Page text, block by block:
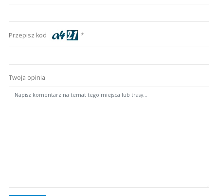
Przepisz kod
Twoja opinia